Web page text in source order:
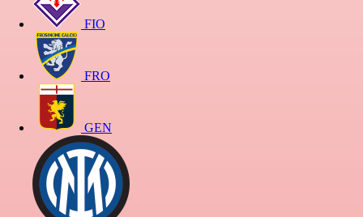
FIO
FRO
GEN